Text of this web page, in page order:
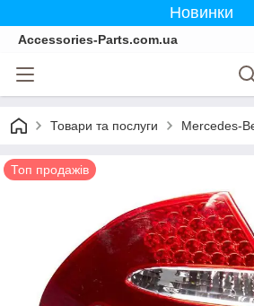
Новинки
Accessories-Parts.com.ua
Товари та послуги Mercedes-
Топ продажів